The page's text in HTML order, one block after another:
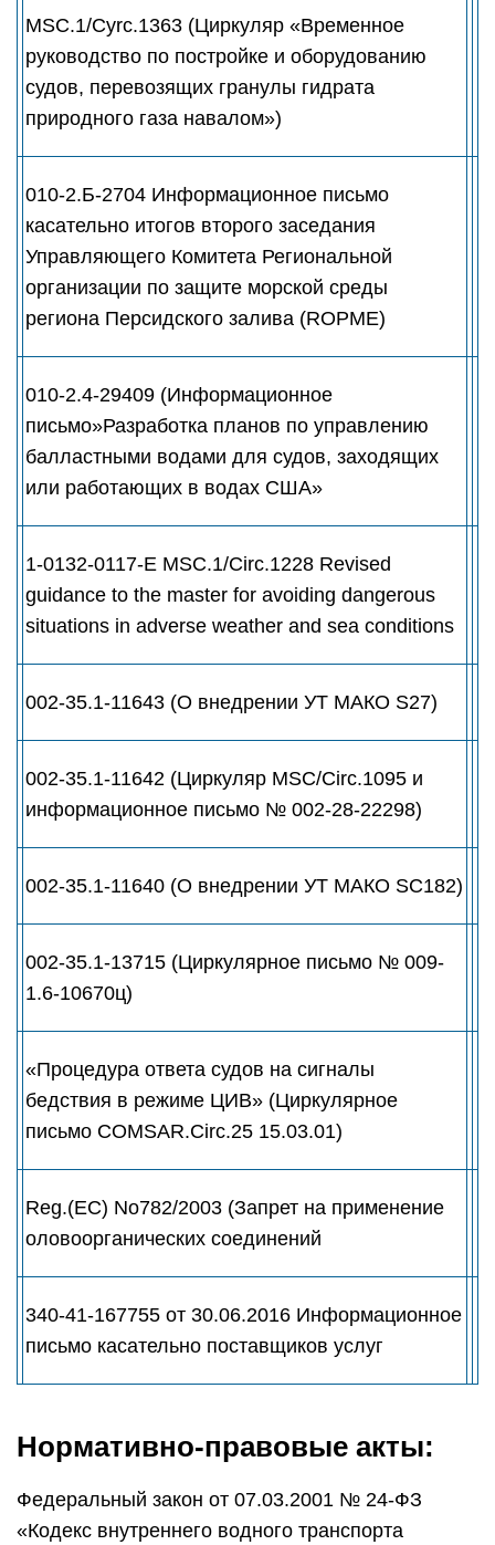
MSC.1/Cyrc.1363 (Циркуляр «Временное
руководство по постройке и оборудованию
судов, перевозящих гранулы гидрата
природного газа навалом»)
010-2.Б-2704 Информационное письмо
касательно итогов второго заседания
Управляющего Комитета Региональной
организации по защите морской среды
региона Персидского залива (ROPME)
010-2.4-29409 (Информационное
письмо»Разработка планов по управлению
балластными водами для судов, заходящих
или работающих в водах США»
1-0132-0117-E MSC.1/Circ.1228 Revised
guidance to the master for avoiding dangerous
situations in adverse weather and sea conditions
002-35.1-11643 (О внедрении УТ МАКО S27)
002-35.1-11642 (Циркуляр MSC/Circ.1095 и
информационное письмо № 002-28-22298)
002-35.1-11640 (О внедрении УТ МАКО SC182)
002-35.1-13715 (Циркулярное письмо № 009-
1.6-10670ц)
«Процедура ответа судов на сигналы
бедствия в режиме ЦИВ» (Циркулярное
письмо COMSAR.Circ.25 15.03.01)
Reg.(EC) No782/2003 (Запрет на применение
оловоорганических соединений
340-41-167755 от 30.06.2016 Информационное
письмо касательно поставщиков услуг
Нормативно-правовые акты:
Федеральный закон от 07.03.2001 № 24-ФЗ
«Кодекс внутреннего водного транспорта